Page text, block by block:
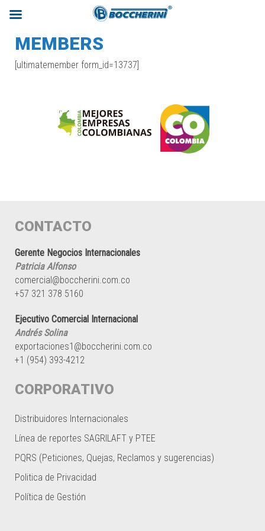
MEMBERS
[ultimatemember form_id=13737]
CONTACTO
Gerente Negocios Internacionales
Patricia Alfonso
comercial@boccherini.com.co
+57 321 378 5160
Ejecutivo Comercial Internacional
Andrés Solina
exportaciones1@boccherini.com.co
+1 (954) 393-4212
CORPORATIVO
Distribuidores Internacionales
Línea de reportes SAGRILAFT y PTEE
PQRS (Peticiones, Quejas, Reclamos y sugerencias)
Politica de Privacidad
Política de Gestión